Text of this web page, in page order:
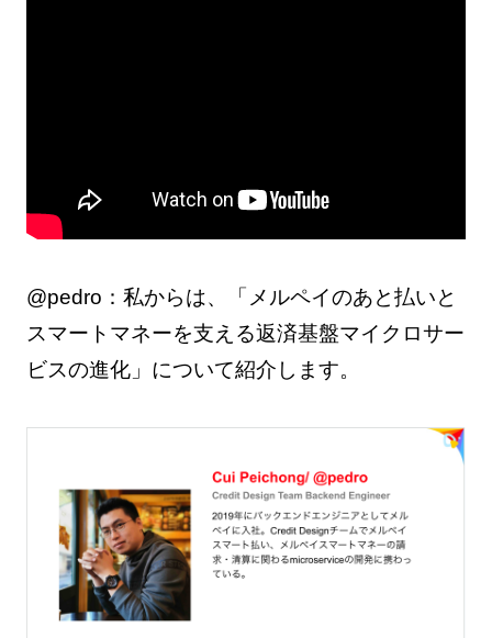
@pedro：私からは、「メルペイのあと払いと
スマートマネーを支える返済基盤マイクロサー
ビスの進化」について紹介します。